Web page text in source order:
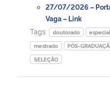
Gabinete de Segurança Institucional
Advocacia-Geral da União
27/07/2026 –
Vaga – Link
Tags:
doutorado
mestrado
PÓS-
SELEÇÃO